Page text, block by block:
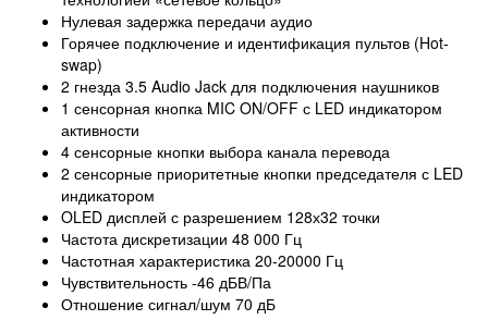
Нулевая задержка передачи аудио
Горячее подключение и идентификация пультов (Hot-
swap)
2 гнезда 3.5 Audio Jack для подключения наушников
1 сенсорная кнопка MIC ON/OFF с LED индикатором
активности
4 сенсорные кнопки выбора канала перевода
2 сенсорные приоритетные кнопки председателя с LED
индикатором
OLED дисплей с разрешением 128х32 точки
Частота дискретизации 48 000 Гц
Частотная характеристика 20-20000 Гц
Чувствительность -46 дБВ/Па
Отношение сигнал/шум 70 дБ